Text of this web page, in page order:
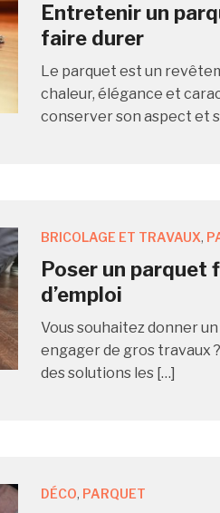
Entretenir un
faire durer
Le parquet est un
chaleur, élégance et
conserver son aspect et
BRICOLAGE ET TRAVAUX,
Poser un parquet
d’emploi
Vous souhaitez donner
engager de gros travaux
des solutions les […]
DÉCO, PARQUET